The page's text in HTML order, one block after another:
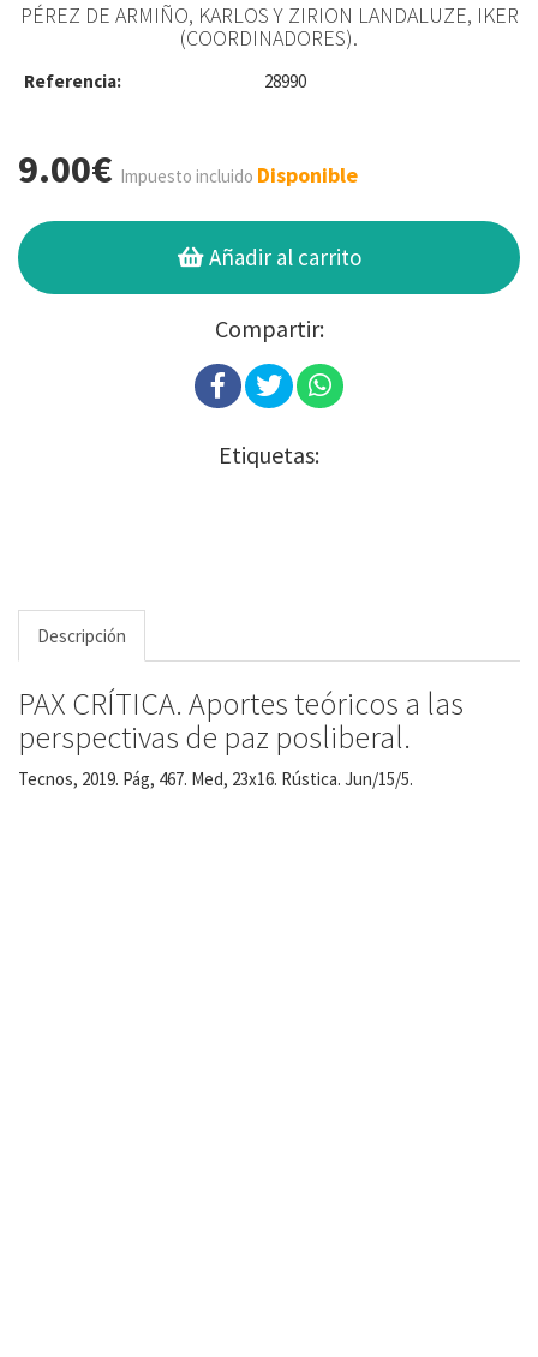
PÉREZ DE ARMIÑO, KARLOS Y ZIRION LANDALUZE, IKER
(COORDINADORES).
Referencia: 28990
9.00€ Impuesto incluido Disponible
Añadir al carrito
Compartir:
Etiquetas:
Descripción
PAX CRÍTICA. Aportes teóricos a las
perspectivas de paz posliberal.
Tecnos, 2019. Pág, 467. Med, 23x16. Rústica. Jun/15/5.